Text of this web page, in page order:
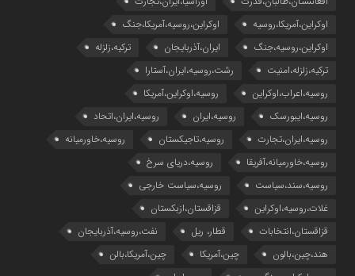
اوکراین،آمریکا،روسیه
اوکراین،روسیه،آمریکا،جنگ
اوکراین،روسیه،جنگ
ایران،آذربایجان
ترکیه،زلزله
ترکیه،زلزله،امنیت
رشت،روسیه،ایران،آستارا
روسیه،اعراب،اوکراین
روسیه،اوکراین،آمریکا
روسیه،ایبورسک
روسیه،ایران
روسیه،ایران،اتحاد
روسیه،ایران،تجارت
روسیه،تاجیکستان
روسیه،خاورمیانه
روسیه،خاورمیانه،آفریقا
روسیه،دریای سرخ
روسیه،سند،سیاست
روسیه،سیاست خارجی
غلات،روسیه،اوکراین
قزاقستان،ازبکستان
قزاقستان،انتخابات
قطار، ریل
نفت،روسیه،آذربایجان
هند،چین،بالون
چین،آمریکا
چین،آمریکا،بالن